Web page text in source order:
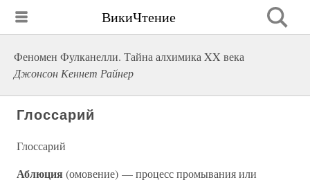
ВикиЧтение
Феномен Фулканелли. Тайна алхимика XX века
Джонсон Кеннет Райнер
Глоссарий
Глоссарий
Аблюция (омовение) — процесс промывания или